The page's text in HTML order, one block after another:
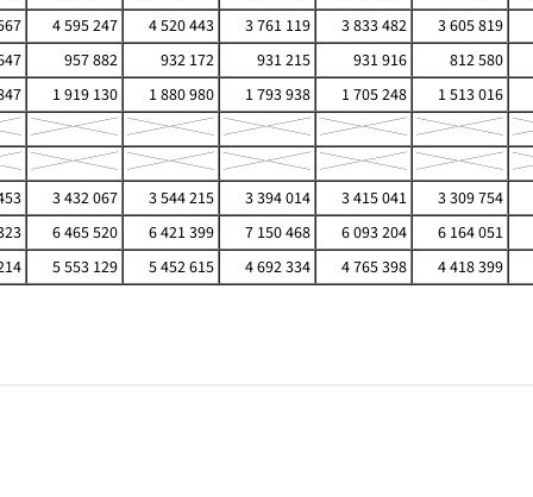
4 595 247 4 520 443 3 761 119 3 833 482
3 605 819
957 882 932 172 931 215 931 916
812 580
1 919 130 1 880 980 1 793 938 1 705 248
1 513 016
3 432 067 3 544 215 3 394 014 3 415 041
3 309 754
6 465 520 6 421 399 7 150 468 6 093 204
6 164 051
5 553 129 5 452 615 4 692 334 4 765 398 4 418 399